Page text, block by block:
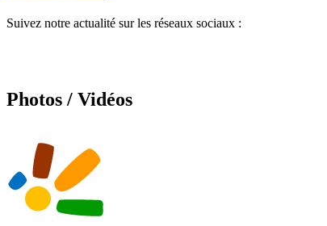
Suivez notre actualité sur les réseaux sociaux :
Photos / Vidéos